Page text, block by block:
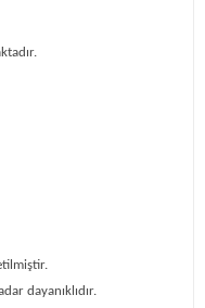
dayanıklıdır.